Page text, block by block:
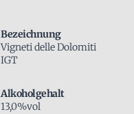
Bezeichnung
Vigneti delle Dolomiti
IGT
Alkoholgehalt
13,0%vol